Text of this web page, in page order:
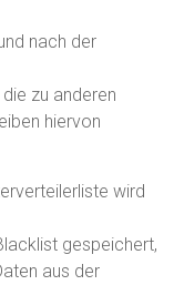
nach der
zu anderen
hiervon
wird
gespeichert,
aus der